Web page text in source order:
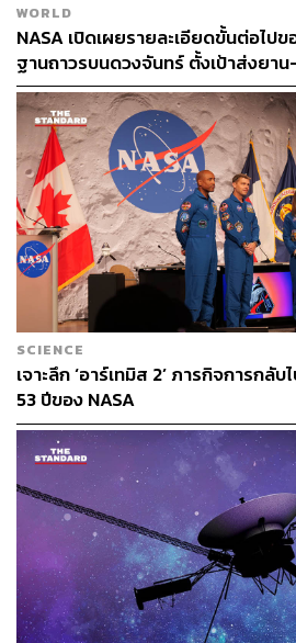
ยาน JUICE คืออะไร?
ชื่อยาน JUICE​ (จูซ)​ ย่อมาจากคำว่า
Explorer หมายถึงยานหุ่นยนต์​ไร้คน
ศึกษาวิวัฒนาการและความเอื้อต่อก
ที่น่าจะพบได้บนดวงจันทร์น้ำแข็งขนา
ดวงจันทร์ใหญ่น้อย​ทั้งหมด 92 ดวงข
ทำไมเลือกดวงจันทร์​น้ำแข็ง 3 ดว
WORLD
NASA เปิดเผยรายละเอียดขั้นต่อไปข
ฐานถาวรบนดวงจันทร์ ตั้งเป้าส่งยา
จันทร์ ก่อนส่งมนุษย์ไป
SCIENCE
เจาะลึก ‘อาร์เทมิส 2’ ภารกิจการกลั
53 ปีของ NASA